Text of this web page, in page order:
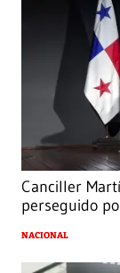
Canciller
perseguido
NACIONAL